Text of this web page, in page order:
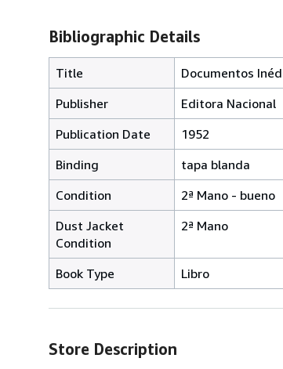
Bibliographic Details
Title
Documentos
Publisher
Editora Nacional
Publication Date
1952
Binding
tapa blanda
Condition
2ª Mano - bueno
Dust Jacket
Condition
2ª Mano
Book Type Libro
Store Description